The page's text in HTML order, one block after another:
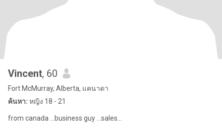
Vincent, 60
Fort McMurray, Alberta, แคนาดา
ค้นหา: หญิง 18 - 21
from canada ...business guy ...sales...